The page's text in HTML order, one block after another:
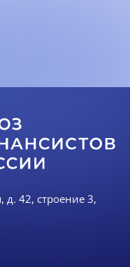
д. 42, строение 3,